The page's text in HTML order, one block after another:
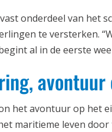
onderdeel van het
te versterken.
al in de eerste
het avontuur op het
maritieme leven